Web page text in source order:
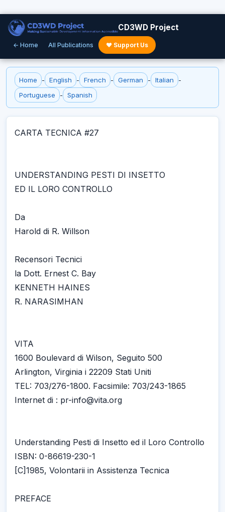
CD3WD Project
← Home All Publications ♥ Support Us
Home - English - French - German - Italian
-
Portuguese
- Spanish
CARTA TECNICA #27
UNDERSTANDING PESTI DI INSETTO
ED IL LORO CONTROLLO
Da
Harold di R. Willson
Recensori Tecnici
la Dott. Ernest C. Bay
KENNETH HAINES
R. NARASIMHAN
VITA
1600 Boulevard di Wilson, Seguito 500
Arlington, Virginia i 22209 Stati Uniti
TEL: 703/276-1800. Facsimile: 703/243-1865
Internet di : pr-info@vita.org
Understanding Pesti di Insetto ed il Loro Controllo
ISBN: 0-86619-230-1
[C]1985, Volontarii in Assistenza Tecnica
PREFACE